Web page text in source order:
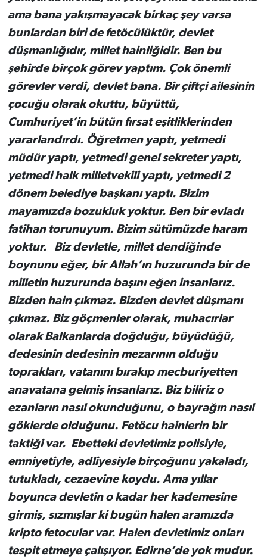
ama bana yakışmayacak birkaç şey varsa
bunlardan biri de fetöcülüktür, devlet
düşmanlığıdır, millet hainliğidir. Ben bu
şehirde birçok görev yaptım. Çok önemli
görevler verdi, devlet bana. Bir çiftçi ailesinin
çocuğu olarak okuttu, büyüttü,
Cumhuriyet’in bütün fırsat eşitliklerinden
yararlandırdı. Öğretmen yaptı, yetmedi
müdür yaptı, yetmedi genel sekreter yaptı,
yetmedi halk milletvekili yaptı, yetmedi 2
dönem belediye başkanı yaptı. Bizim
mayamızda bozukluk yoktur. Ben bir evladı
fatihan torunuyum. Bizim sütümüzde haram
yoktur. Biz devletle, millet dendiğinde
boynunu eğer, bir Allah’ın huzurunda bir de
milletin huzurunda başını eğen insanlarız.
Bizden hain çıkmaz. Bizden devlet düşmanı
çıkmaz. Biz göçmenler olarak, muhacırlar
olarak Balkanlarda doğduğu, büyüdüğü,
dedesinin dedesinin mezarının olduğu
toprakları, vatanını bırakıp mecburiyetten
anavatana gelmiş insanlarız. Biz biliriz o
ezanların nasıl okunduğunu, o bayrağın nasıl
göklerde olduğunu. Fetöcu hainlerin bir
taktiği var. Ebetteki devletimiz polisiyle,
emniyetiyle, adliyesiyle birçoğunu yakaladı,
tutukladı, cezaevine koydu. Ama yıllar
boyunca devletin o kadar her kademesine
girmiş, sızmışlar ki bugün halen aramızda
kripto fetocular var. Halen devletimiz onları
tespit etmeye çalışıyor. Edirne’de yok mudur.